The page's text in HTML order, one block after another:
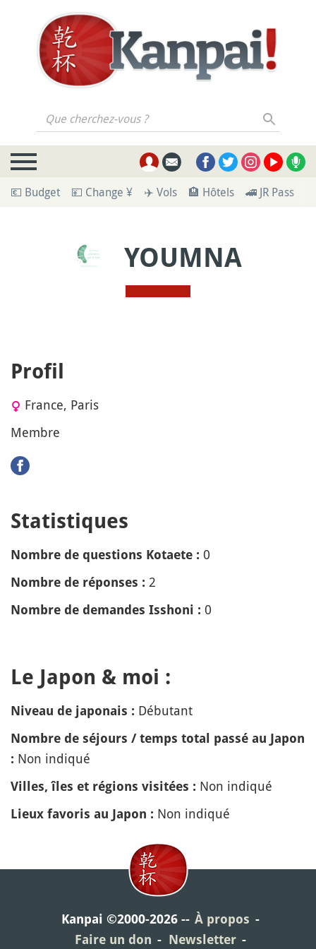
Que cherchez-vous ?
💶 Budget 💴 Change ¥ ✈️ Vols 🏨 Hôtels 🚄 JR Pass
YOUMNA
Profil
France, Paris
Membre
Statistiques
Nombre de questions Kotaete : 0
Nombre de réponses : 2
Nombre de demandes Isshoni : 0
Le Japon & moi :
Niveau de japonais : Débutant
Nombre de séjours / temps total passé au Japon
: Non indiqué
Villes, îles et régions visitées : Non indiqué
Lieux favoris au Japon : Non indiqué
Kanpai ©2000-2026
À propos
Faire un don
Newsletter